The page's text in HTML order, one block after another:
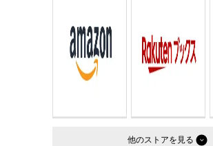
判型： 四六判
他のストア